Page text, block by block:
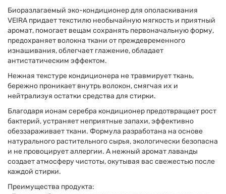
Биоразлагаемый эко-кондиционер для ополаскивания
VEIRA придает текстилю необычайную мягкость и приятный
аромат, помогает вещам сохранять первоначальную форму,
предохраняет волокна ткани от преждевременного
изнашивания, облегчает глажение, обладает
антистатическим эффектом.
Нежная текстуре кондиционера не травмирует ткань,
бережно проникает внутрь волокон, смягчая их и
нейтрализуя остатки средства для стирки.
Благодаря ионам серебра кондиционер предотвращает рост
бактерий, устраняет неприятные запахи, эффективно
обеззараживает ткани. Формула разработана на основе
натурального растительного сырья, экологически безопасна
и не провоцирует аллергии. А нежный аромат лаванды
создает атмосферу чистоты, окутывая вас свежестью после
каждой стирки.
Преимущества продукта: